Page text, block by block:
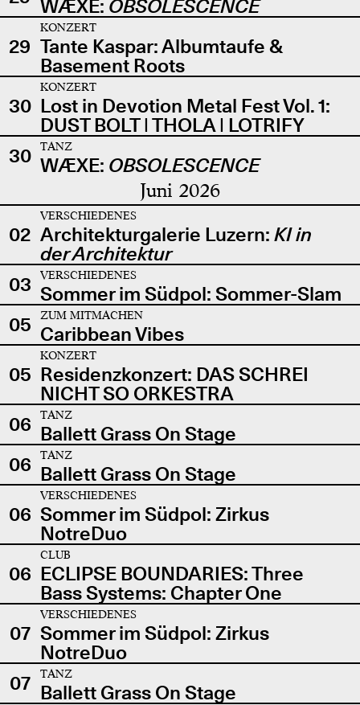
WÆXE: OBSOLESCENCE
29
KONZERT
Tante Kaspar: Albumtaufe &
Basement Roots
30
KONZERT
Lost in Devotion Metal Fest Vol. 1:
DUST BOLT | THOLA | LOTRIFY
30
TANZ
WÆXE: OBSOLESCENCE
Juni 2026
02
VERSCHIEDENES
Architekturgalerie Luzern: KI in
der Architektur
03
VERSCHIEDENES
Sommer im Südpol: Sommer-Slam
05
ZUM MITMACHEN
Caribbean Vibes
05
KONZERT
Residenzkonzert: DAS SCHREI
NICHT SO ORKESTRA
06
TANZ
Ballett Grass On Stage
06
TANZ
Ballett Grass On Stage
06
VERSCHIEDENES
Sommer im Südpol: Zirkus
NotreDuo
06
CLUB
ECLIPSE BOUNDARIES: Three
Bass Systems: Chapter One
07
VERSCHIEDENES
Sommer im Südpol: Zirkus
NotreDuo
07
TANZ
Ballett Grass On Stage